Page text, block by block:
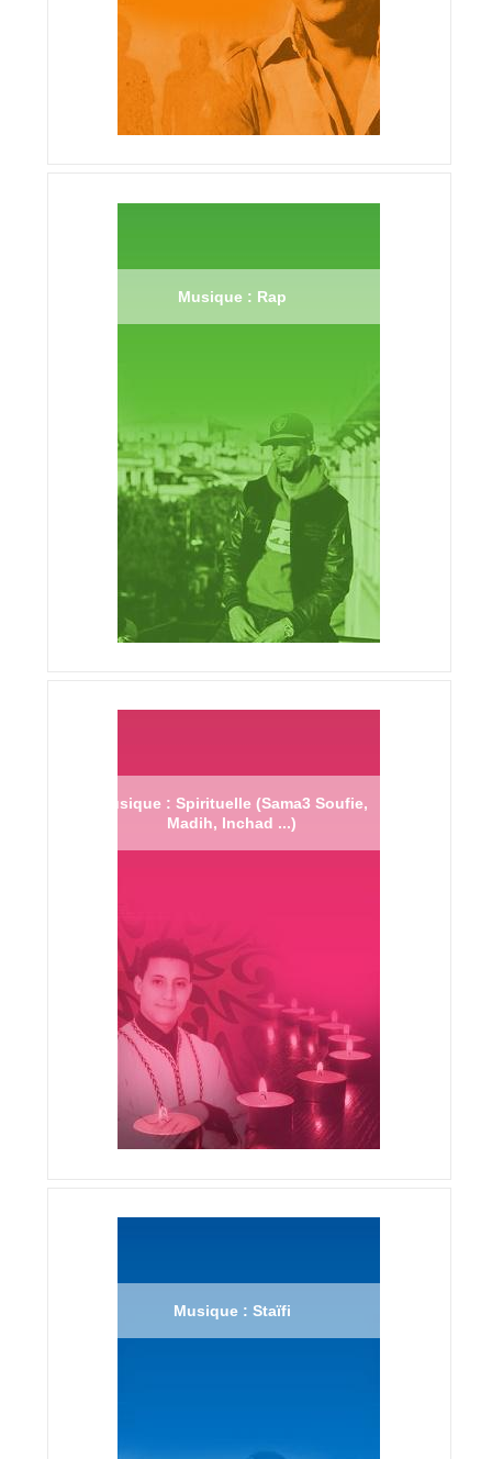
Musique : Rap
Musique : Spirituelle (Sama3 Soufie,
Madih, Inchad ...)
Musique : Staïfi